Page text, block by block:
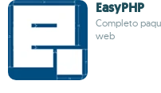
EasyPHP
Completo
web